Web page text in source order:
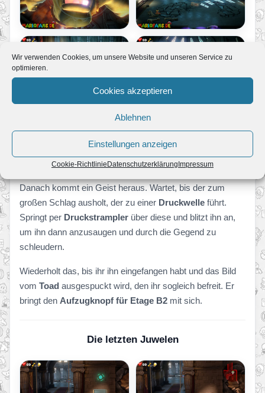
Wir verwenden Cookies, um unsere Website und unseren Service zu
optimieren.
Cookies akzeptieren
Ablehnen
Einstellungen anzeigen
Cookie-Richtlinie Datenschutzerklärung Impressum
Danach kommt ein Geist heraus. Wartet, bis der zum
großen Schlag ausholt, der zu einer Druckwelle führt.
Springt per Druckstrampler über diese und blitzt ihn an,
um ihn dann anzusaugen und durch die Gegend zu
schleudern.
Wiederholt das, bis ihr ihn eingefangen habt und das Bild
vom Toad ausgespuckt wird, den ihr sogleich befreit. Er
bringt den Aufzugknopf für Etage B2 mit sich.
Die letzten Juwelen